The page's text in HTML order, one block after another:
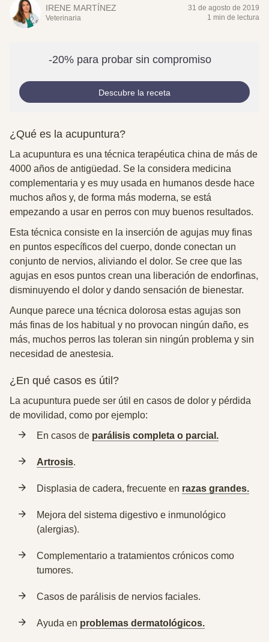
IRENE MARTÍNEZ
Veterinaria
31 de agosto de 2019
1 min de lectura
-20% para probar sin compromiso
Descubre la receta
¿Qué es la acupuntura?
La acupuntura es una técnica terapéutica china de más de
4000 años de antigüedad. Se la considera medicina
complementaria y es muy usada en humanos desde hace
muchos años y, de forma más moderna, se está
empezando a usar en perros con muy buenos resultados.
Esta técnica consiste en la inserción de agujas muy finas
en puntos específicos del cuerpo, donde conectan un
conjunto de nervios, aliviando el dolor. Se cree que las
agujas en esos puntos crean una liberación de endorfinas,
disminuyendo el dolor y dando sensación de bienestar.
Aunque parece una técnica dolorosa estas agujas son
más finas de los habitual y no provocan ningún daño, es
más, muchos perros las toleran sin ningún problema y sin
necesidad de anestesia.
¿En qué casos es útil?
La acupuntura puede ser útil en casos de dolor y pérdida
de movilidad, como por ejemplo:
En casos de parálisis completa o parcial.
Artrosis.
Displasia de cadera, frecuente en razas grandes.
Mejora del sistema digestivo e inmunológico
(alergias).
Complementario a tratamientos crónicos como
tumores.
Casos de parálisis de nervios faciales.
Ayuda en problemas dermatológicos.